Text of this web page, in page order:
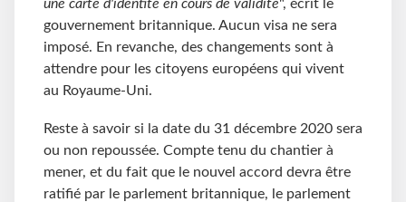
une carte d'identité en cours de validité", écrit le
gouvernement britannique. Aucun visa ne sera
imposé. En revanche, des changements sont à
attendre pour les citoyens européens qui vivent
au Royaume-Uni.
Reste à savoir si la date du 31 décembre 2020 sera
ou non repoussée. Compte tenu du chantier à
mener, et du fait que le nouvel accord devra être
ratifié par le parlement britannique, le parlement